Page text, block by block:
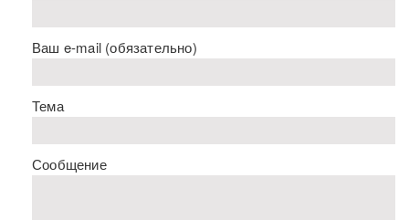
Ваш e-mail (обязательно)
Тема
Сообщение